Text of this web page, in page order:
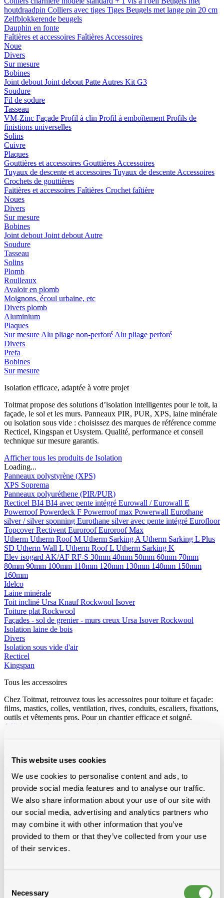
This website uses cookies
We use cookies to personalise content and ads, to
provide social media features and to analyse our traffic.
We also share information about your use of our site with
our social media, advertising and analytics partners who
may combine it with other information that you’ve
provided to them or that they’ve collected from your use
of their services.
Selection
Necessary
houtdraadpin Colliers avec tiges Tiges Beugels met lange pin 20 cm
Zelfblokkerende beugels
Dauphin en fonte
Faîtières et accessoires Faîtières Accessoires
Noue
Divers
Sur mesure
Bobines
Joint debout Joint debout Patte Autres Kit G3
Soudure
Fil de sodure
Tasseau
VM-Zinc Façade Profil à clin Profil à emboîtement Profils de
finistions universelles
Solins
Cuivre
Plaques
Gouttières et accessoires Gouttières Accessoires
Tuyaux de descente et accessoires Tuyaux de descente Accessoires
Crochets de gouttières
Faitières et accessoires Faîtières Crochet faîtière
Noues
Divers
Sur mesure
Bobines
Joint debout Joint debout Autre
Soudure
Tasseau
Solins
Plomb
Roulleaux
Avaloir en plomb
Moignons, écoul urbaine, etc
Divers plomb
Aluminium
Plaques
Sur mesure Alu pliage non-perforé Alu pliage perforé
Divers
Prefa
Bobines
Sur mesure
Isolation efficace, adaptée à votre projet
Toitmat propose des solutions d’isolation intelligentes pour le toit, la
façade, le sol et les murs. Panneaux PIR, PUR, XPS, laine minérale
ou isolation sous vide : choisissez des marques de référence comme
Recticel, Kingspan et Usystem. Qualité, performance et conseil
technique sur mesure garantis.
Afficher tous les produits de Isolation
Loading...
Panneaux polystyrène (XPS)
XPS Soprema
Panneaux polyuréthene (PIR/PUR)
Recticel BI4 BI4 avec pente intégré Eurowall / Eurowall E
PowerroofPowerdeck F Powerroof max Powerwall Eurothane
silver / silver sponning Eurothane silver avec pente intégré Eurofloor
TopcoverRectivent EuroroofEuroroof Max
Utherm Utherm Roof M Utherm Sarking A Utherm Sarking L Plus
SD Utherm Wall L Utherm Roof L Utherm Sarking K
Elev isogard AK/AF RF-S 30mm 40mm 50mm 60mm 70mm
80mm 90mm 100mm 110mm 120mm 130mm 140mm 150mm
160mm
Idelco
Laine minérale
Toit incliné Ursa KnaufRockwool Isover
Toiture plat Rockwool
Façades - sol de grenier - murs creux Ursa IsoverRockwool
Isolation laine de bois
Divers
Isolation sous vide d'air
Recticel
Kingspan
Tous les accessoires
Chez Toitmat, retrouvez tous les accessoires pour toiture et façade:
films, mastics, colles, ventilation, rives, conduits, escaliers, fixations,
outils et vêtements pros. Pour un chantier efficace et soigné.
Afficher tous les produits de Accessoires
Koraflex plusEPDM remplacement de plomb autocollant
Connectalu classic
Sous-faîtièreRouleaux Divers
RivesAlu Polyester
Peintures de toit, sprays et protectionAlgimousBlackvernis
Spraypaint
Liquides et colle pout toiture platImperbel liquides et colleIkopro
liquides et colleSoudal colle toitureSoprema liquides et colle
ChanfreinsImperbel RotswolFoamglass
Gas
Silicone, kit, tapesSilicone, kit, colle
Imperméabilisationfillcoatpolycoloritvaria
accessoires